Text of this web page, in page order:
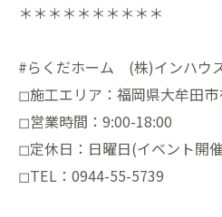
＊＊＊＊＊＊＊＊＊＊
#らくだホーム (株)インハウ
◻︎施工エリア：福岡県大牟田
◻︎営業時間：9:00-18:00
◻︎定休日：日曜日(イベント開
◻︎TEL：0944-55-5739